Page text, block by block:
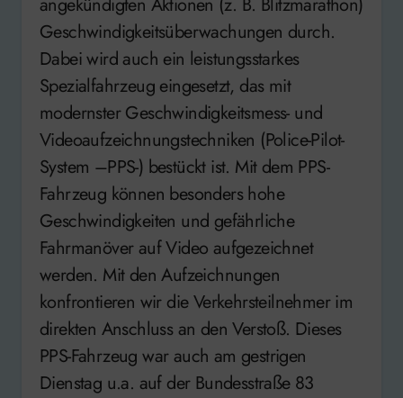
Geschwindigkeitsüberwachungen durch.
Dabei wird auch ein leistungsstarkes
Spezialfahrzeug eingesetzt, das mit
modernster Geschwindigkeitsmess- und
Videoaufzeichnungstechniken (Police-Pilot-
System –PPS-) bestückt ist. Mit dem PPS-
Fahrzeug können besonders hohe
Geschwindigkeiten und gefährliche
Fahrmanöver auf Video aufgezeichnet
werden. Mit den Aufzeichnungen
konfrontieren wir die Verkehrsteilnehmer im
direkten Anschluss an den Verstoß. Dieses
PPS-Fahrzeug war auch am gestrigen
Dienstag u.a. auf der Bundesstraße 83